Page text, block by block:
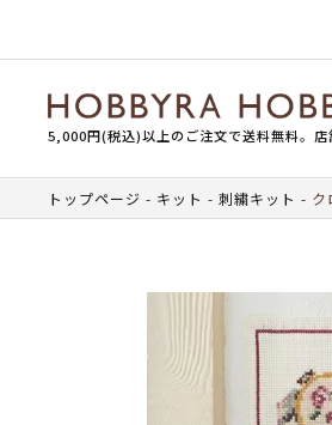
5,000円(税込)以上のご注文で送料無料。店
トップページ キット 刺繍キット ク